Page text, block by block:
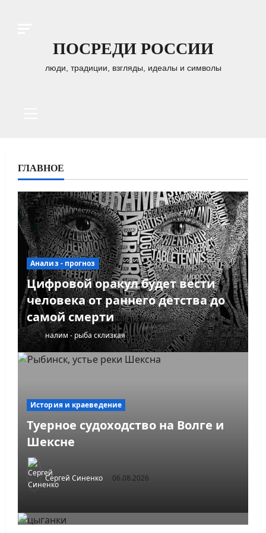
ПОСРЕДИ РОССИИ
люди, традиции, взгляды, идеалы и символы
ГЛАВНОЕ
Анализ - прогноз
Цифровой оракул будет вести
человека от раннего детства до
самой смерти
налим - рыба склизкая 07.08.2026
История и краеведение
Туерное судоходство на Волге и
Шексне
Сергей Синенко 06.08.2026